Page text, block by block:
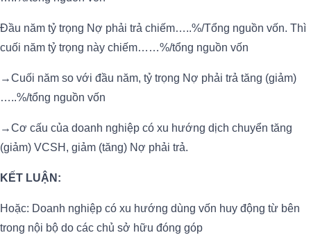
Đầu năm tỷ trọng Nợ phải trả chiếm…..%/Tổng nguồn vốn. Thì
cuối năm tỷ trọng này chiếm……%/tổng nguồn vốn
→Cuối năm so với đầu năm, tỷ trọng Nợ phải trả tăng (giảm)
…..%/tổng nguồn vốn
→Cơ cấu của doanh nghiệp có xu hướng dịch chuyển tăng
(giảm) VCSH, giảm (tăng) Nợ phải trả.
KẾT LUẬN:
Hoặc: Doanh nghiệp có xu hướng dùng vốn huy động từ bên
trong nội bộ do các chủ sở hữu đóng góp